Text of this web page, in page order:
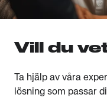
Vill du
Ta hjälp av våra
lösning som passar